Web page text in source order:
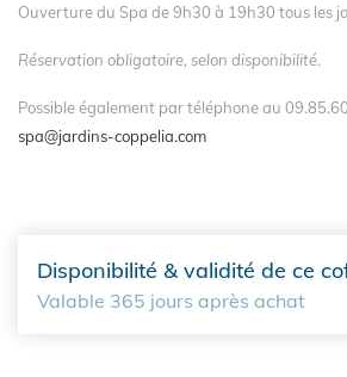
Ouverture du Spa de 9h30 à 19h30 tous les
Réservation obligatoire, selon disponibilité.
Possible également par téléphone au
spa@jardins-coppelia.com
Disponibilité & validité de ce
Valable 365 jours après achat